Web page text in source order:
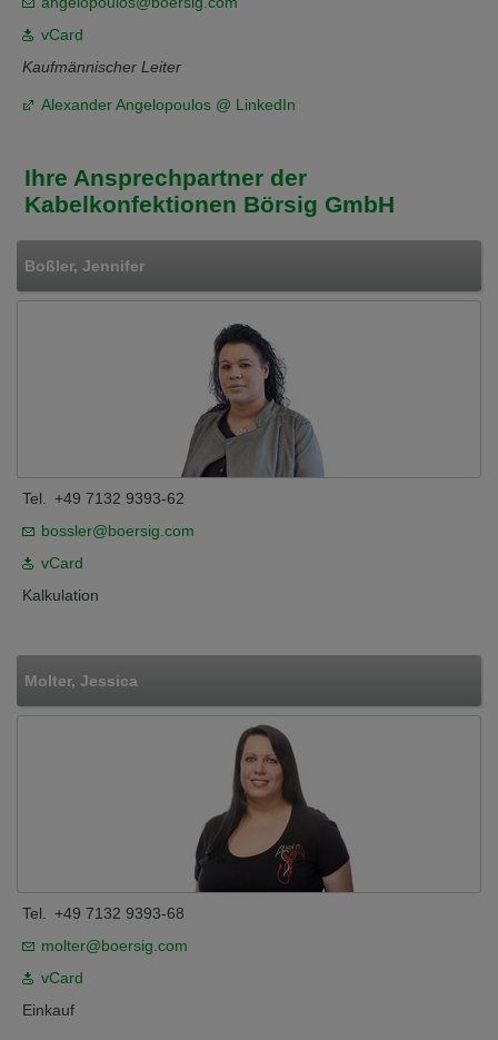
vCard
Kaufmännischer Leiter
Alexander Angelopoulos @ LinkedIn
Ihre Ansprechpartner der
Kabelkonfektionen Börsig GmbH
Boßler, Jennifer
Tel.
+49 7132 9393-62
bossler@boersig.com
vCard
Kalkulation
Molter, Jessica
Tel.
+49 7132 9393-68
molter@boersig.com
vCard
Einkauf